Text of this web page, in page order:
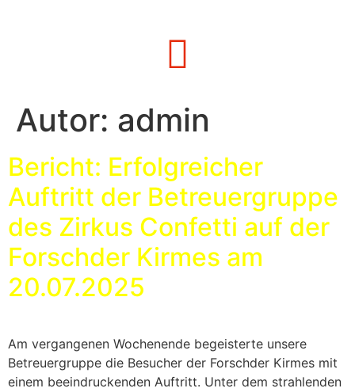
Autor: admin
Bericht: Erfolgreicher
Auftritt der Betreuergruppe
des Zirkus Confetti auf der
Forschder Kirmes am
20.07.2025
Am vergangenen Wochenende begeisterte unsere
Betreuergruppe die Besucher der Forschder Kirmes mit
einem beeindruckenden Auftritt. Unter dem strahlenden